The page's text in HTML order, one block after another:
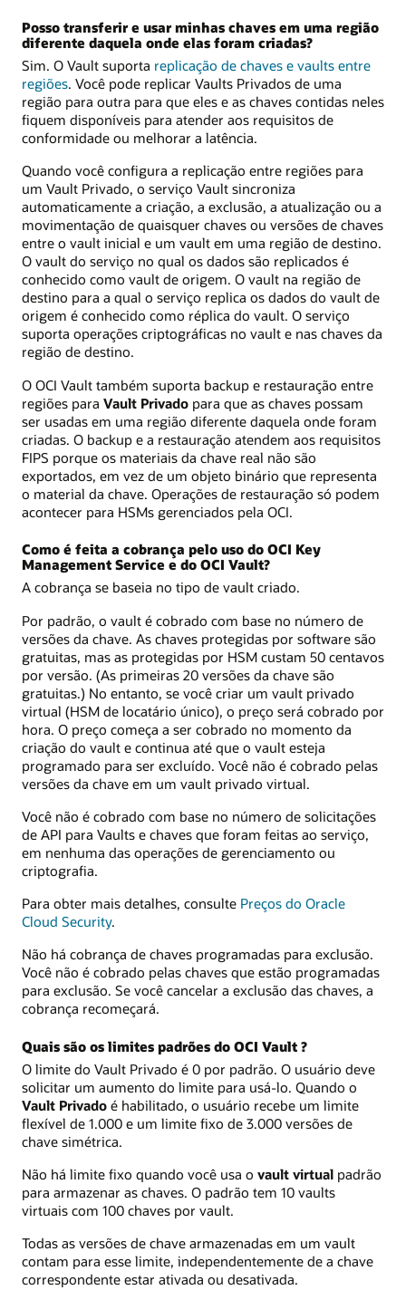
Posso transferir e usar minhas chaves em uma região
diferente daquela onde elas foram criadas?
Sim. O Vault suporta replicação de chaves e vaults entre
regiões. Você pode replicar Vaults Privados de uma
região para outra para que eles e as chaves contidas neles
fiquem disponíveis para atender aos requisitos de
conformidade ou melhorar a latência.
Quando você configura a replicação entre regiões para
um Vault Privado, o serviço Vault sincroniza
automaticamente a criação, a exclusão, a atualização ou a
movimentação de quaisquer chaves ou versões de chaves
entre o vault inicial e um vault em uma região de destino.
O vault do serviço no qual os dados são replicados é
conhecido como vault de origem. O vault na região de
destino para a qual o serviço replica os dados do vault de
origem é conhecido como réplica do vault. O serviço
suporta operações criptográficas no vault e nas chaves da
região de destino.
O OCI Vault também suporta backup e restauração entre
regiões para Vault Privado para que as chaves possam
ser usadas em uma região diferente daquela onde foram
criadas. O backup e a restauração atendem aos requisitos
FIPS porque os materiais da chave real não são
exportados, em vez de um objeto binário que representa
o material da chave. Operações de restauração só podem
acontecer para HSMs gerenciados pela OCI.
Como é feita a cobrança pelo uso do OCI Key
Management Service e do OCI Vault?
A cobrança se baseia no tipo de vault criado.
Por padrão, o vault é cobrado com base no número de
versões da chave. As chaves protegidas por software são
gratuitas, mas as protegidas por HSM custam 50 centavos
por versão. (As primeiras 20 versões da chave são
gratuitas.) No entanto, se você criar um vault privado
virtual (HSM de locatário único), o preço será cobrado por
hora. O preço começa a ser cobrado no momento da
criação do vault e continua até que o vault esteja
programado para ser excluído. Você não é cobrado pelas
versões da chave em um vault privado virtual.
Você não é cobrado com base no número de solicitações
de API para Vaults e chaves que foram feitas ao serviço,
em nenhuma das operações de gerenciamento ou
criptografia.
Para obter mais detalhes, consulte Preços do Oracle
Cloud Security.
Não há cobrança de chaves programadas para exclusão.
Você não é cobrado pelas chaves que estão programadas
para exclusão. Se você cancelar a exclusão das chaves, a
cobrança recomeçará.
Quais são os limites padrões do OCI Vault ?
O limite do Vault Privado é 0 por padrão. O usuário deve
solicitar um aumento do limite para usá-lo. Quando o
Vault Privado é habilitado, o usuário recebe um limite
flexível de 1.000 e um limite fixo de 3.000 versões de
chave simétrica.
Não há limite fixo quando você usa o vault virtual padrão
para armazenar as chaves. O padrão tem 10 vaults
virtuais com 100 chaves por vault.
Todas as versões de chave armazenadas em um vault
contam para esse limite, independentemente de a chave
correspondente estar ativada ou desativada.